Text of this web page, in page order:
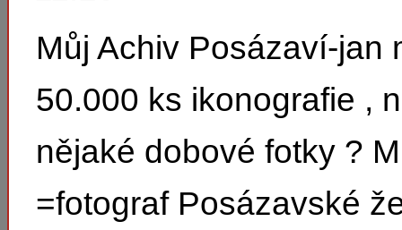
Můj Achiv Posázaví-jan
50.000 ks ikonografie ,
nějaké dobové fotky ?
=fotograf Posázavské